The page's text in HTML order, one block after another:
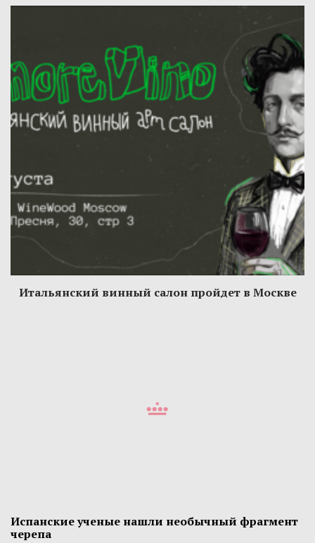
Итальянский винный салон пройдет в Москве
Испанские ученые нашли необычный фрагмент
черепа